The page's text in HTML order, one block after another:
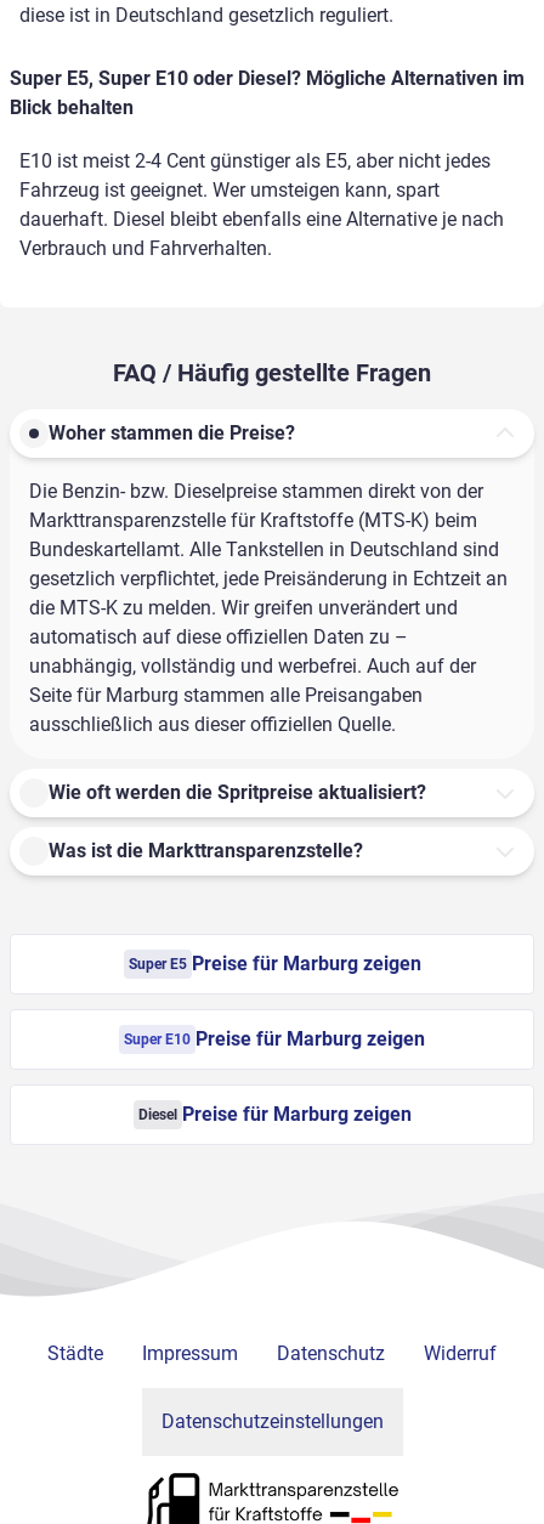
diese ist in Deutschland gesetzlich reguliert.
Super E5, Super E10 oder Diesel? Mögliche Alternativen im
Blick behalten
E10 ist meist 2-4 Cent günstiger als E5, aber nicht jedes
Fahrzeug ist geeignet. Wer umsteigen kann, spart
dauerhaft. Diesel bleibt ebenfalls eine Alternative je nach
Verbrauch und Fahrverhalten.
FAQ / Häufig gestellte Fragen
Woher stammen die Preise?
Die Benzin- bzw. Dieselpreise stammen direkt von der
Markttransparenzstelle für Kraftstoffe (MTS-K) beim
Bundeskartellamt. Alle Tankstellen in Deutschland sind
gesetzlich verpflichtet, jede Preisänderung in Echtzeit an
die MTS-K zu melden. Wir greifen unverändert und
automatisch auf diese offiziellen Daten zu –
unabhängig, vollständig und werbefrei. Auch auf der
Seite für Marburg stammen alle Preisangaben
ausschließlich aus dieser offiziellen Quelle.
Wie oft werden die Spritpreise aktualisiert?
Was ist die Markttransparenzstelle?
Super E5 Preise für Marburg zeigen
Super E10 Preise für Marburg zeigen
Diesel Preise für Marburg zeigen
Städte Impressum Datenschutz Widerruf
Datenschutzeinstellungen